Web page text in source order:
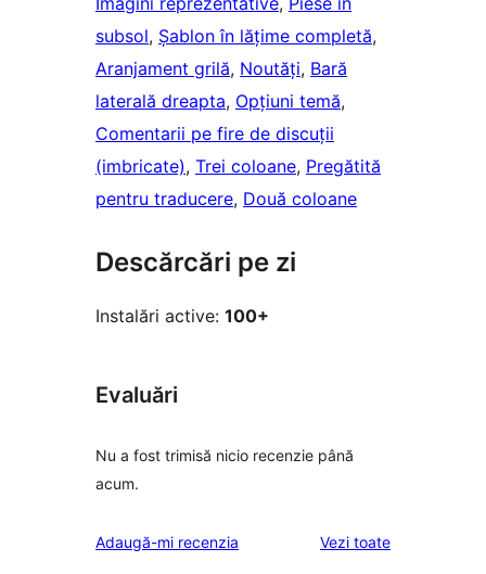
subsol, Șablon în lățime completă
Aranjament grilă, Noutăți, Bară
laterală dreapta, Opțiuni temă
Comentarii pe fire de discuții
(imbricate), Trei coloane, Pregătită
pentru traducere, Două coloane
Descărcări pe zi
Instalări active: 100+
Evaluări
Nu a fost trimisă nicio recenzie până
acum.
Adaugă-mi recenzia Vezi toaterecenziile